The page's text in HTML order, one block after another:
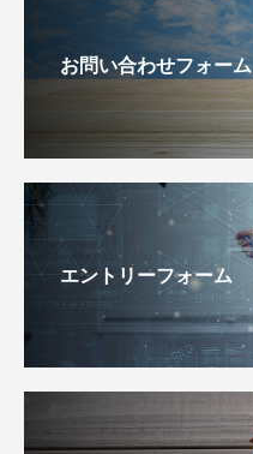
お問い合わせフォーム
エントリーフォーム